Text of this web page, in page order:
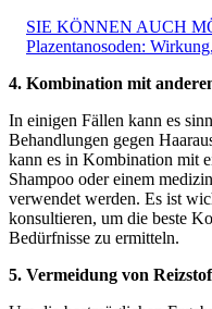
SIE KÖNNEN AUCH
Plazentanosoden:
4. Kombination mit
In einigen Fällen kann es
Behandlungen gegen
kann es in Kombination mit
Shampoo oder einem
verwendet werden. Es ist
konsultieren, um die beste
Bedürfnisse zu ermitteln.
5. Vermeidung von